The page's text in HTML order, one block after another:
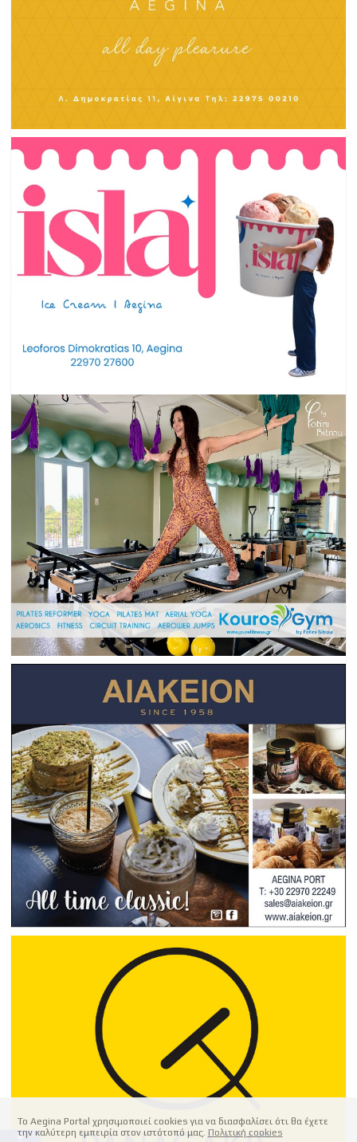
Το Aegina Portal χρησιμοποιεί cookies για να διασφαλίσει ότι θα έχετε
την καλύτερη εμπειρία στον ιστότοπό μας. Πολιτική cookies